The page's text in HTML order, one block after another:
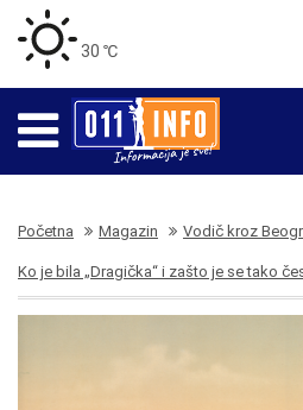
30 ℃
Početna Magazin Vodič kroz
Ko je bila „Dragička“ i zašto je se tako